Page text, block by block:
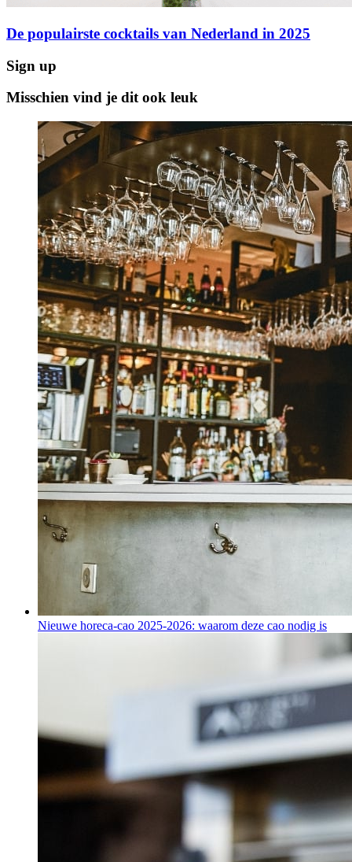
De populairste cocktails van Nederland in 2025
Sign up
Misschien vind je dit ook leuk
Nieuwe horeca-cao 2025-2026: waarom deze cao nodig is